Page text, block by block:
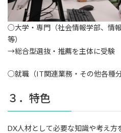
○大学・専門（社会情報学部、情
等）
→総合型選抜・推薦を主体に受験
○就職（IT関連業務・その他各種分
３．特色
DX人材として必要な知識や考え